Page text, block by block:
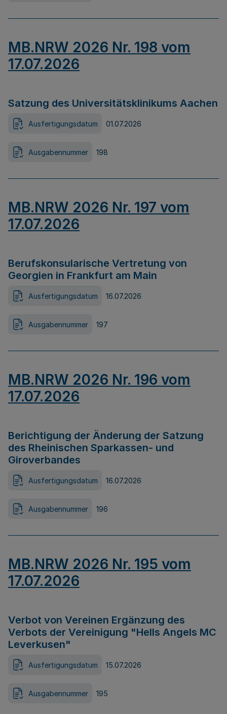
MB.NRW 2026 Nr. 198 vom
17.07.2026
Satzung des Universitätsklinikums Aachen
Ausfertigungsdatum 01.07.2026
Ausgabennummer 198
MB.NRW 2026 Nr. 197 vom
17.07.2026
Berufskonsularische Vertretung von
Georgien in Frankfurt am Main
Ausfertigungsdatum 16.07.2026
Ausgabennummer 197
MB.NRW 2026 Nr. 196 vom
17.07.2026
Berichtigung der Änderung der Satzung
des Rheinischen Sparkassen- und
Giroverbandes
Ausfertigungsdatum 16.07.2026
Ausgabennummer 196
MB.NRW 2026 Nr. 195 vom
17.07.2026
Verbot von Vereinen Ergänzung des
Verbots der Vereinigung "Hells Angels MC
Leverkusen"
Ausfertigungsdatum 15.07.2026
Ausgabennummer 195